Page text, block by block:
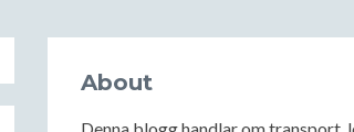
About